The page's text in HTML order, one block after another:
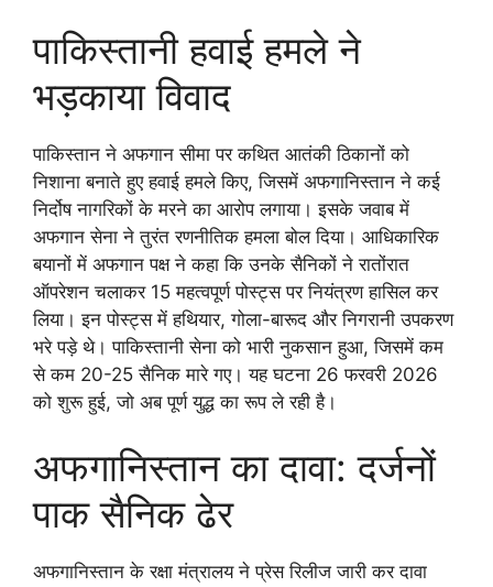
पाकिस्तानी हवाई हमले ने
भड़काया विवाद
पाकिस्तान ने अफगान सीमा पर कथित आतंकी ठिकानों को
निशाना बनाते हुए हवाई हमले किए, जिसमें अफगानिस्तान ने कई
निर्दोष नागरिकों के मरने का आरोप लगाया। इसके जवाब में
अफगान सेना ने तुरंत रणनीतिक हमला बोल दिया। आधिकारिक
बयानों में अफगान पक्ष ने कहा कि उनके सैनिकों ने रातोंरात
ऑपरेशन चलाकर 15 महत्वपूर्ण पोस्ट्स पर नियंत्रण हासिल कर
लिया। इन पोस्ट्स में हथियार, गोला-बारूद और निगरानी उपकरण
भरे पड़े थे। पाकिस्तानी सेना को भारी नुकसान हुआ, जिसमें कम
से कम 20-25 सैनिक मारे गए। यह घटना 26 फरवरी 2026
को शुरू हुई, जो अब पूर्ण युद्ध का रूप ले रही है।
अफगानिस्तान का दावा: दर्जनों
पाक सैनिक ढेर
अफगानिस्तान के रक्षा मंत्रालय ने प्रेस रिलीज जारी कर दावा